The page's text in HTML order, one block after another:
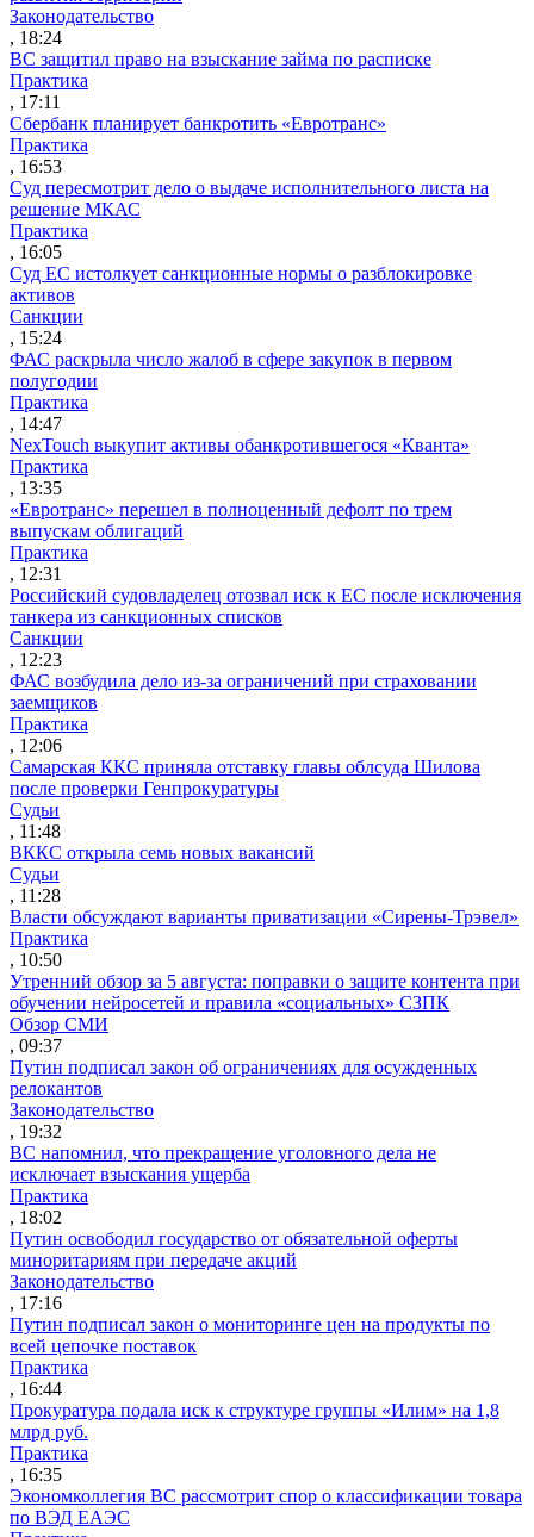
Законодательство
, 18:24
ВС защитил право на взыскание займа по расписке
Практика
, 17:11
Сбербанк планирует банкротить «Евротранс»
Практика
, 16:53
Суд пересмотрит дело о выдаче исполнительного листа на
решение МКАС
Практика
, 16:05
Суд ЕС истолкует санкционные нормы о разблокировке
активов
Санкции
, 15:24
ФАС раскрыла число жалоб в сфере закупок в первом
полугодии
Практика
, 14:47
NexTouch выкупит активы обанкротившегося «Кванта»
Практика
, 13:35
«Евротранс» перешел в полноценный дефолт по трем
выпускам облигаций
Практика
, 12:31
Российский судовладелец отозвал иск к ЕС после исключения
танкера из санкционных списков
Санкции
, 12:23
ФАС возбудила дело из-за ограничений при страховании
заемщиков
Практика
, 12:06
Самарская ККС приняла отставку главы облсуда Шилова
после проверки Генпрокуратуры
Судьи
, 11:48
ВККС открыла семь новых вакансий
Судьи
, 11:28
Власти обсуждают варианты приватизации «Сирены-Трэвел»
Практика
, 10:50
Утренний обзор за 5 августа: поправки о защите контента при
обучении нейросетей и правила «социальных» СЗПК
Обзор СМИ
, 09:37
Путин подписал закон об ограничениях для осужденных
релокантов
Законодательство
, 19:32
ВС напомнил, что прекращение уголовного дела не
исключает взыскания ущерба
Практика
, 18:02
Путин освободил государство от обязательной оферты
миноритариям при передаче акций
Законодательство
, 17:16
Путин подписал закон о мониторинге цен на продукты по
всей цепочке поставок
Практика
, 16:44
Прокуратура подала иск к структуре группы «Илим» на 1,8
млрд руб.
Практика
, 16:35
Экономколлегия ВС рассмотрит спор о классификации товара
по ВЭД ЕАЭС